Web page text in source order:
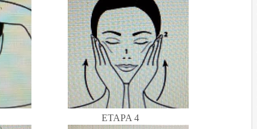
3 ETAPA 4